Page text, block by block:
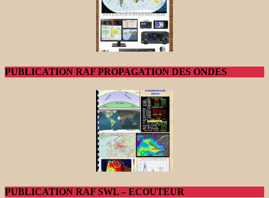
PUBLICATION RAF PROPAGATION DES ONDES
PUBLICATION RAF SWL – ECOUTEUR